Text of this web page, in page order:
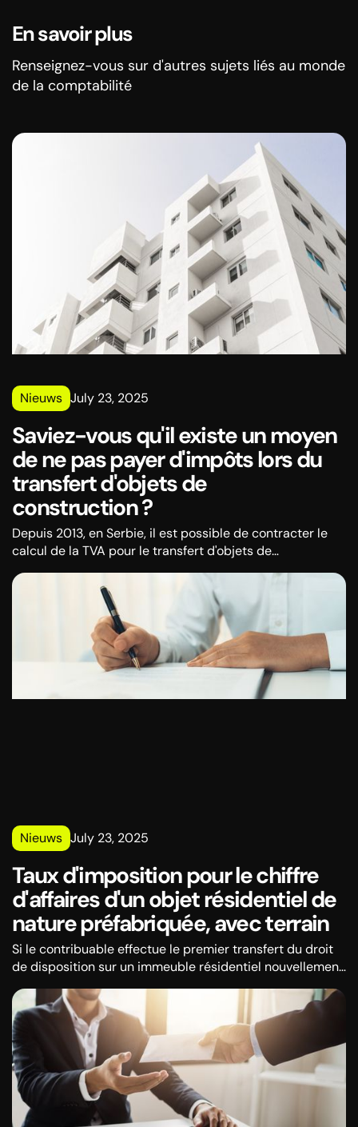
En savoir plus
Renseignez-vous sur d'autres sujets liés au monde
de la comptabilité
Nieuws July 23, 2025
Saviez-vous qu'il existe un moyen
de ne pas payer d'impôts lors du
transfert d'objets de
construction ?
Depuis 2013, en Serbie, il est possible de contracter le
calcul de la TVA pour le transfert d'objets de
nombreux avis du ministère des Finances font toujours
état de dilemmes dans la pratique.
Nieuws July 23, 2025
Taux d'imposition pour le chiffre
d'affaires d'un objet résidentiel de
nature préfabriquée, avec terrain
Si le contribuable effectue le premier transfert du droit
de disposition sur un immeuble résidentiel nouvellement
le bâtiment et servant à l'utilisation régulière de cet
objet), un taux de TVA spécial de 10% est appliqué.